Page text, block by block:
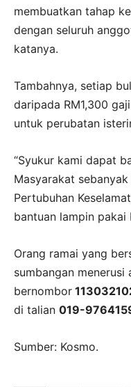
membuatkan tahap
dengan seluruh
katanya.
Tambahnya, setiap
daripada RM1,300
untuk perubatan
“Syukur kami dapat
Masyarakat
Pertubuhan
bantuan lampin pakai
Orang ramai yang
sumbangan menerusi
bernombor
di talian 019-
Sumber: Kosmo.